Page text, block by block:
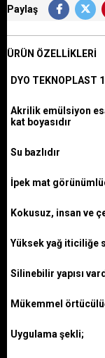
Paylaş
ÜRÜN ÖZELLIKLERI
DYO TEKNOPLAST
Akrilik emülsiyon
kat boyasıdır
Su bazlıdır
İpek mat
Kokusuz, insan ve
Yüksek yağ iticiliğe
Silinebilir yapısı
Mükemmel
Uygulama şekli;